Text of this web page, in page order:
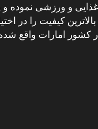
و ورزشی نموده و
کیفیت را در
کشور امارات واقع